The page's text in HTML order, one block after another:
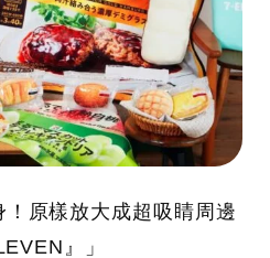
原樣放大成超吸睛周邊
』」